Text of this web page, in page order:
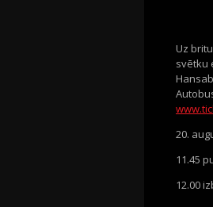
Uz
svētku
20.
11.45
12.00